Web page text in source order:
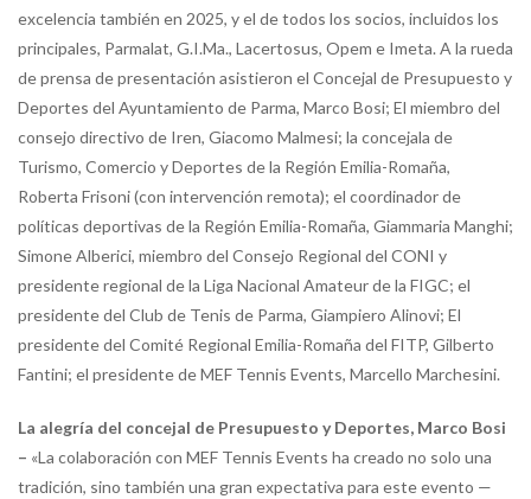
excelencia también en 2025, y el de todos los socios, incluidos los
principales, Parmalat, G.I.Ma., Lacertosus, Opem e Imeta. A la rueda
de prensa de presentación asistieron el Concejal de Presupuesto y
Deportes del Ayuntamiento de Parma, Marco Bosi; El miembro del
consejo directivo de Iren, Giacomo Malmesi; la concejala de
Turismo, Comercio y Deportes de la Región Emilia-Romaña,
Roberta Frisoni (con intervención remota); el coordinador de
políticas deportivas de la Región Emilia-Romaña, Giammaria Manghi;
Simone Alberici, miembro del Consejo Regional del CONI y
presidente regional de la Liga Nacional Amateur de la FIGC; el
presidente del Club de Tenis de Parma, Giampiero Alinovi; El
presidente del Comité Regional Emilia-Romaña del FITP, Gilberto
Fantini; el presidente de MEF Tennis Events, Marcello Marchesini.
La alegría del concejal de Presupuesto y Deportes, Marco Bosi
– «La colaboración con MEF Tennis Events ha creado no solo una
tradición, sino también una gran expectativa para este evento —